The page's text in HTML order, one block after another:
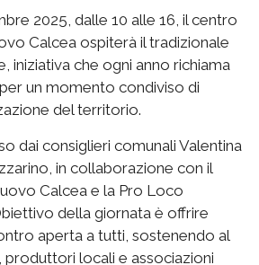
2025, dalle 10 alle 16, il centro
Calcea ospiterà il tradizionale
iniziativa che ogni anno richiama
un momento condiviso di
del territorio.
dai consiglieri comunali Valentina
in collaborazione con il
Calcea e la Pro Loco
della giornata è offrire
aperta a tutti, sostenendo al
locali e associazioni